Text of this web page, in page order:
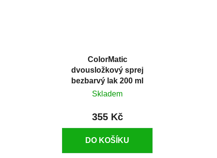
ColorMatic
dvousložkový sprej
bezbarvý lak 200 ml
Skladem
355 Kč
DO KOŠÍKU